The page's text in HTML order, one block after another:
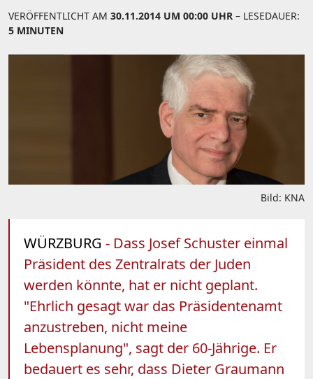
VERÖFFENTLICHT AM 30.11.2014 UM 00:00 UHR – LESEDAUER:
5 MINUTEN
Bild: KNA
WÜRZBURG - Dass Josef Schuster einmal
Präsident des Zentralrats der Juden
werden könnte, hat er nicht geplant.
"Ehrlich gesagt war das Präsidentenamt
anzustreben, nicht meine
Lebensplanung", sagt der 60-Jährige. Er
bedauert es sehr, dass Dieter Graumann